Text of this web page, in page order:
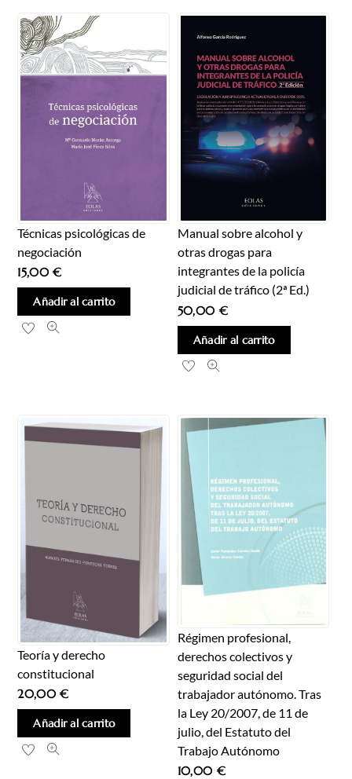
Técnicas psicológicas de
negociación
15,00€
Añadir al carrito
Manual sobre alcohol y
otras drogas para
integrantes de la policía
judicial de tráfico (2ª Ed.)
50,00 €
Añadir al carrito
Teoría y derecho
constitucional
20,00€
Añadir al carrito
Régimen profesional,
derechos colectivos y
seguridad social del
trabajador autónomo. Tras
la Ley 20/2007, de 11 de
julio, del Estatuto del
Trabajo Autónomo
10,00 €